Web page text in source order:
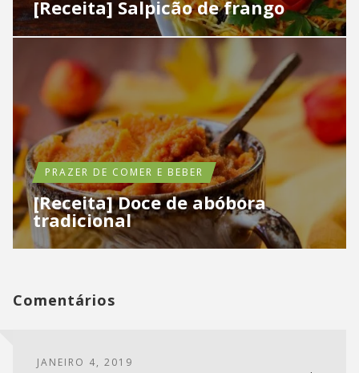
[Receita] Salpicão de frango
PRAZER DE COMER E BEBER
[Receita] Doce de abóbora
tradicional
Comentários
JANEIRO 4, 2019